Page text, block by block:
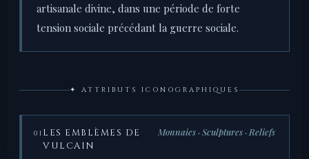
artisanale divine, dans une période de forte
tension sociale précédant la guerre sociale.
✦ ATTRIBUTS ICONOGRAPHIQUES
01 LES EMBLÈMES DE
VULCAIN
Monnaies · Sculptures · Reliefs